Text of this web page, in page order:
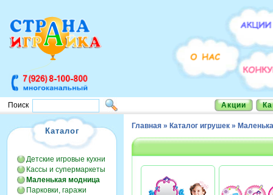
Поиск Акции
Каталог
Детские игровые кухни
Кассы и супермаркеты
Маленькая модница
Парковки, гаражи
Главная » Каталог игрушек »